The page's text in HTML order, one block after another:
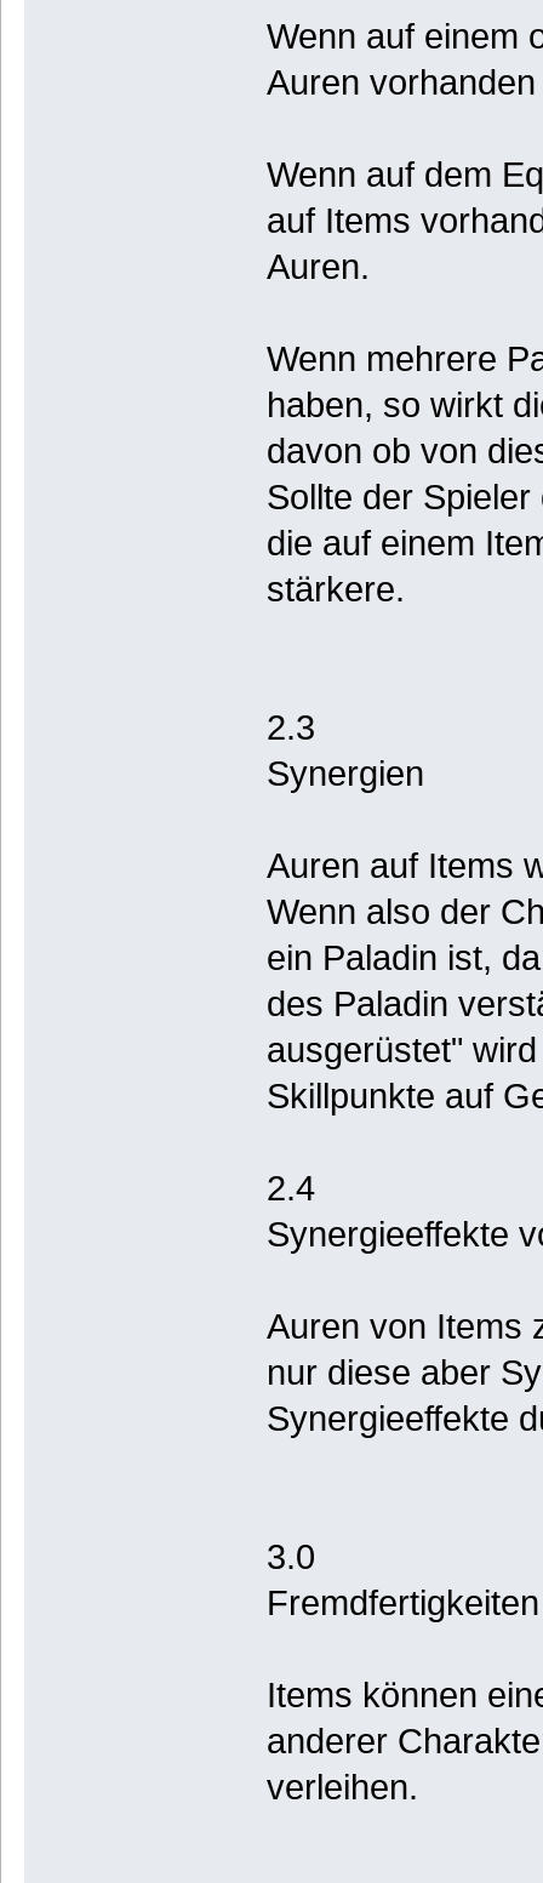
Wenn auf einem
Auren
Wenn auf dem
auf Items
Auren.
Wenn mehrere
haben, so wirkt
davon ob von
Sollte der
die auf einem
stärkere.
2.3
Synergien
Auren auf Items
Wenn also der
ein Paladin ist,
des Paladin
ausgerüstet"
Skillpunkte auf
2.4
Synergieeffekte
Auren von Items
nur diese aber
Synergieeffekte
3.0
Fremdfertigkeiten
Items können
anderer
verleihen.